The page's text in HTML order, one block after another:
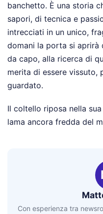
banchetto. È una storia
sapori, di tecnica e
intrecciati in un unico,
domani la porta si
da capo, alla ricerca di
merita di essere vissuto,
guardato.
Il coltello riposa nella
lama ancora fredda del
Con esperienza tra